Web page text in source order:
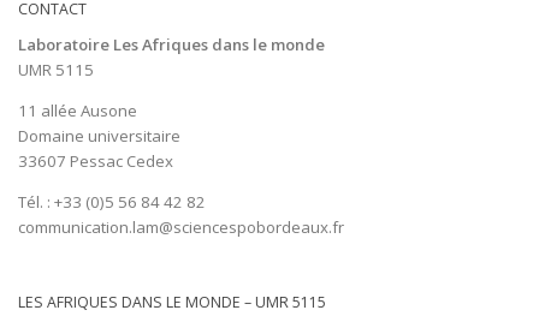
CONTACT
Laboratoire Les Afriques dans le monde
UMR 5115
11 allée Ausone
Domaine universitaire
33607 Pessac Cedex
Tél. : +33 (0)5 56 84 42 82
communication.lam@sciencespobordeaux.fr
LES AFRIQUES DANS LE MONDE – UMR 5115